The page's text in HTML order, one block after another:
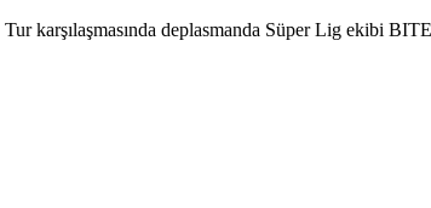
karşılaşmasında deplasmanda Süper Lig ekibi